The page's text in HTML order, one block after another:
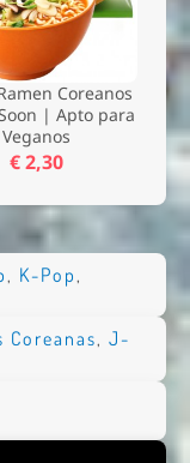
Coreanos
| Apto para
Veganos
€ 2,30
, K-Pop ,
Coreanas, J-